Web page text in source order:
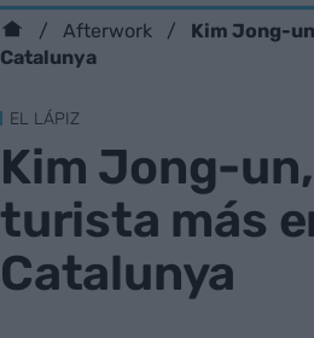
Afterwork
Kim Jong-
Catalunya
EL LÁPIZ
Kim Jong-
turista más
Catalunya